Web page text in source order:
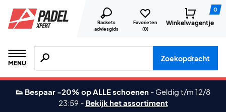
Rackets
adviesgids
Favorieten
(0)
0
Winkelwagentje
MENU
Zoeken naar producten, merken etc.
Zoekopdracht
👟 Bespaar -20% op ALLE schoenen - Geldig t/m 12/8
23:59 - Bekijk het assortiment